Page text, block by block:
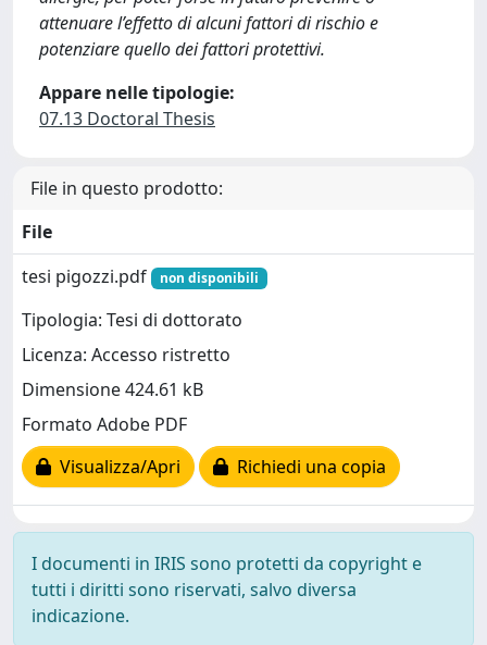
attenuare l’effetto di alcuni fattori di rischio e
potenziare quello dei fattori protettivi.
Appare nelle tipologie:
07.13 Doctoral Thesis
File in questo prodotto:
File
tesi pigozzi.pdf
non disponibili
Tipologia: Tesi di dottorato
Licenza: Accesso ristretto
Dimensione 424.61 kB
Formato Adobe PDF
Visualizza/Apri
Richiedi una copia
I documenti in IRIS sono protetti da copyright e
tutti i diritti sono riservati, salvo diversa
indicazione.